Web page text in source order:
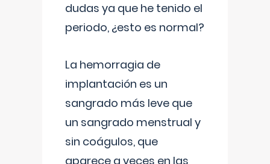
dudas ya que he tenido el
periodo, ¿esto es normal?
La hemorragia de
implantación es un
sangrado más leve que
un sangrado menstrual y
sin coágulos, que
aparece a veces en las